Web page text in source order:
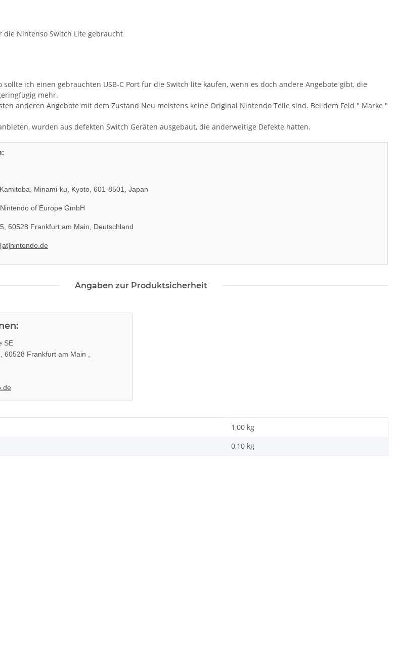
die Nintenso Switch Lite gebraucht
sollte ich einen gebrauchten USB-C Port für die Switch lite kaufen, wenn es doch andere Angebote gibt, die
mehr.
anderen Angebote mit dem Zustand Neu meistens keine Original Nintendo Teile sind. Bei dem Feld " Marke "
wurden aus defekten Switch Geräten ausgebaut, die anderweitige Defekte hatten.
Minami-ku, Kyoto, 601-8501, Japan
Nintendo of Europe GmbH
60528 Frankfurt am Main, Deutschland
Angaben zur Produktsicherheit
SE
60528 Frankfurt am Main ,
1,00 kg
0,10 kg